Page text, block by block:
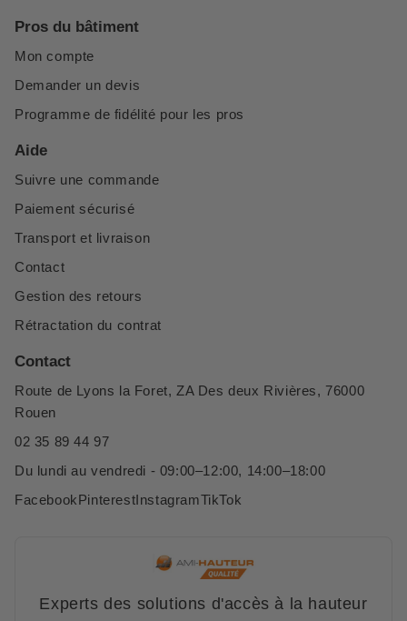
Pros du bâtiment
Mon compte
Demander un devis
Programme de fidélité pour les pros
Aide
Suivre une commande
Paiement sécurisé
Transport et livraison
Contact
Gestion des retours
Rétractation du contrat
Contact
Route de Lyons la Foret, ZA Des deux Rivières, 76000
Rouen
02 35 89 44 97
Du lundi au vendredi - 09:00–12:00, 14:00–18:00
FacebookPinterestInstagramTikTok
Experts des solutions d'accès à la hauteur